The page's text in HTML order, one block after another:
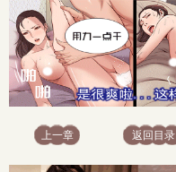
上一章 返回目录